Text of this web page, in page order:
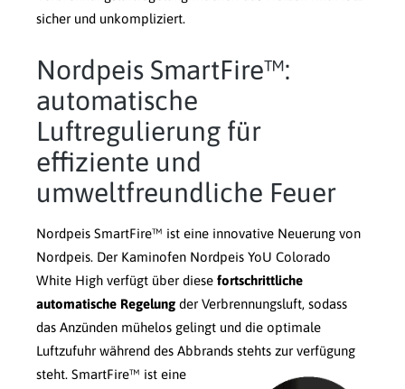
sicher und unkompliziert.
Nordpeis SmartFire™:
automatische
Luftregulierung für
effiziente und
umweltfreundliche Feuer
Nordpeis SmartFire™ ist eine innovative Neuerung von
Nordpeis. Der Kaminofen Nordpeis YoU Colorado
White High verfügt über diese fortschrittliche
automatische Regelung der Verbrennungsluft, sodass
das Anzünden mühelos gelingt und die optimale
Luftzufuhr während des Abbrands stehts zur verfügung
steht. SmartFire™ ist eine